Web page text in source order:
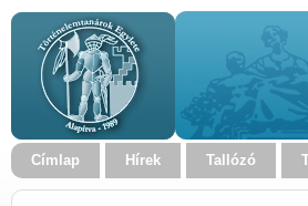
Címlap Hírek Tallózó